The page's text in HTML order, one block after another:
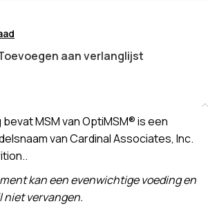
aan verlanglijst
bevat MSM van OptiMSM® is een
van Cardinal Associates, Inc.
kan een evenwichtige voeding en
niet vervangen.